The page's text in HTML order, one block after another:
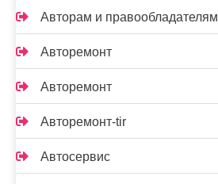
Авторам и правообладателям
Авторемонт
Авторемонт
Авторемонт-tir
Автосервис